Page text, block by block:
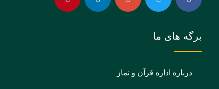
برگه های ما
درباره اداره قرآن و نماز